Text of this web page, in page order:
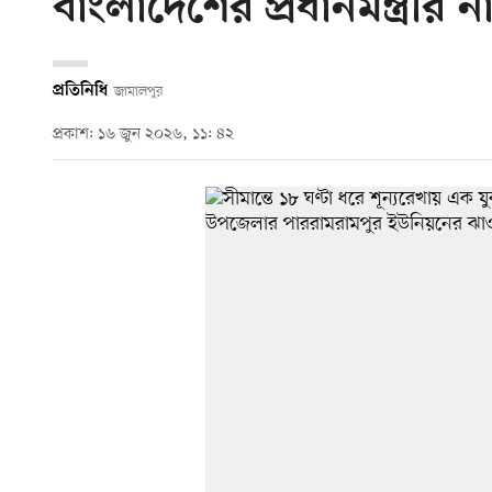
বাংলাদেশের প্রধানমন্ত্রীর
প্রতিনিধি জামালপুর
প্রকাশ: ১৬ জুন ২০২৬, ১১: ৪২